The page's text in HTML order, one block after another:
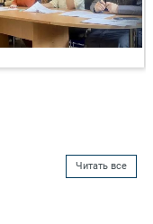
Читать все